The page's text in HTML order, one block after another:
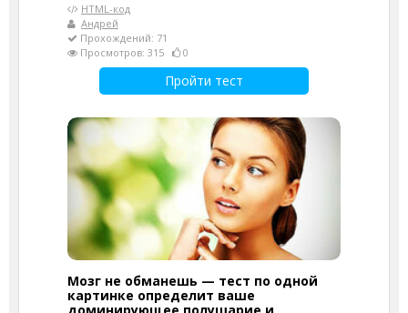
HTML-код
Андрей
Прохождений: 71
Просмотров: 315
0
Пройти тест
Мозг не обманешь — тест по одной
картинке определит ваше